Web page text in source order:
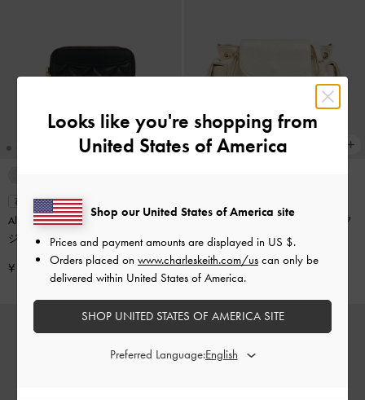
再入荷
Alva アルヴァ キルティング トップ
ジップ カードホルダー-ブラック
¥ 6,900
Duo ドゥオ ツーウェイフロントフ
ラップバックパック-
¥ 14,900
Looks like you're shopping from
United States of America
Shop our United States of America site
Prices and payment amounts are displayed in US $.
Orders placed on www.charleskeith.com/us can only be
delivered within United States of America.
SHOP UNITED STATES OF AMERICA SITE
Preferred Language: